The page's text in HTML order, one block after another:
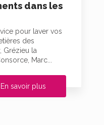
dans les
pour laver vos
des
Grézieu la
Marc...
En savoir plus